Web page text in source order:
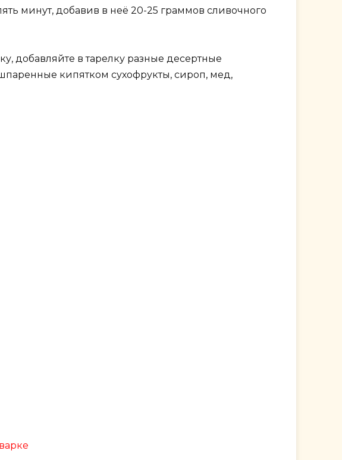
минут, добавив в неё 20-25 граммов сливочного
добавляйте в тарелку разные десертные
кипятком сухофрукты, сироп, мед,